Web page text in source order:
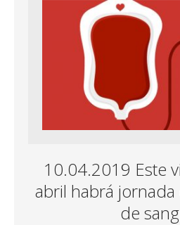
10.04.2019 Este
abril habrá
de